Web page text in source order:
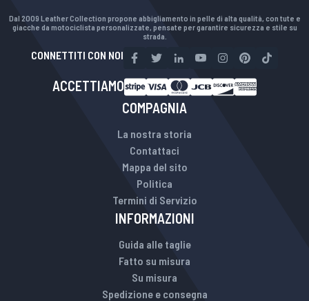
Dal 2009 Leather Collection propone abbigliamento in pelle di alta qualità, con tute e
giacche da motociclista personalizzate, pensate per garantire sicurezza e stile su
strada.
CONNETTITI CON NOI
ACCETTIAMO
COMPAGNIA
La nostra storia
Contattaci
Mappa del sito
Politica
Termini di Servizio
INFORMAZIONI
Guida alle taglie
Fatto su misura
Su misura
Spedizione e consegna